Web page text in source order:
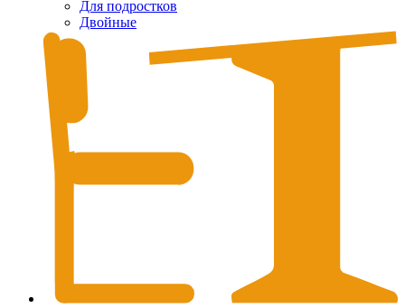
Для подростков
Двойные